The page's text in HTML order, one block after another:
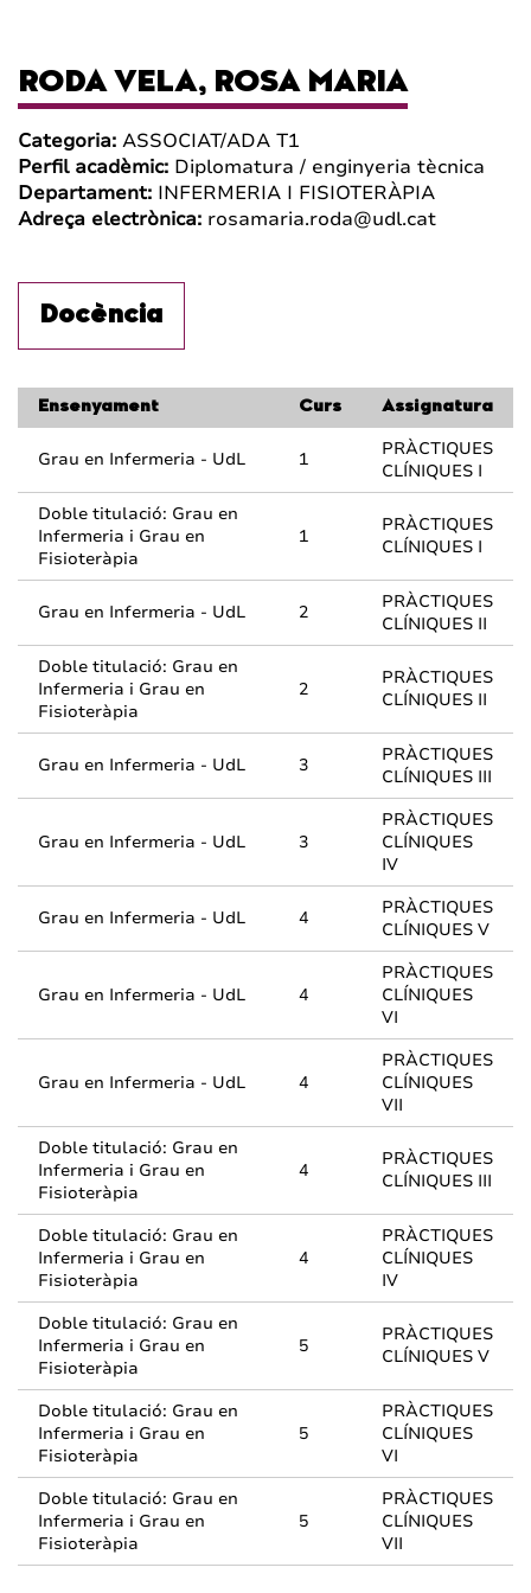
RODA VELA, ROSA MARIA
Categoria: ASSOCIAT/ADA T1
Perfil acadèmic: Diplomatura / enginyeria tècnica
Departament: INFERMERIA I FISIOTERÀPIA
Adreça electrònica: rosamaria.roda@udl.cat
Docència
Ensenyament Curs Assignatura
Grau en Infermeria - UdL 1
PRÀCTIQUES
CLÍNIQUES I
Doble titulació: Grau en
Infermeria i Grau en
Fisioteràpia
1
PRÀCTIQUES
CLÍNIQUES I
Grau en Infermeria - UdL 2
PRÀCTIQUES
CLÍNIQUES II
Doble titulació: Grau en
Infermeria i Grau en
Fisioteràpia
2
PRÀCTIQUES
CLÍNIQUES II
Grau en Infermeria - UdL 3
PRÀCTIQUES
CLÍNIQUES III
Grau en Infermeria - UdL 3
PRÀCTIQUES
CLÍNIQUES
IV
Grau en Infermeria - UdL 4
PRÀCTIQUES
CLÍNIQUES V
Grau en Infermeria - UdL 4
PRÀCTIQUES
CLÍNIQUES
VI
Grau en Infermeria - UdL 4
PRÀCTIQUES
CLÍNIQUES
VII
Doble titulació: Grau en
Infermeria i Grau en
Fisioteràpia
4
PRÀCTIQUES
CLÍNIQUES III
Doble titulació: Grau en
Infermeria i Grau en
Fisioteràpia
4
PRÀCTIQUES
CLÍNIQUES
IV
Doble titulació: Grau en
Infermeria i Grau en
Fisioteràpia
5
PRÀCTIQUES
CLÍNIQUES V
Doble titulació: Grau en
Infermeria i Grau en
Fisioteràpia
5
PRÀCTIQUES
CLÍNIQUES
VI
Doble titulació: Grau en
Infermeria i Grau en
Fisioteràpia
5
PRÀCTIQUES
CLÍNIQUES
VII